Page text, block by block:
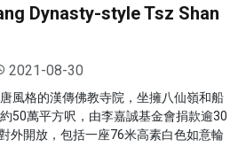
Dynasty-style Tsz Shan
2021-08-30
風格的漢傳佛教寺院，坐擁八仙嶺和船
50萬平方呎，由李嘉誠基金會捐款逾30
外開放，包括一座76米高素白色如意輪